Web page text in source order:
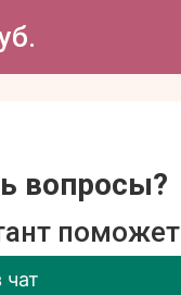
вопросы?
поможет
чат